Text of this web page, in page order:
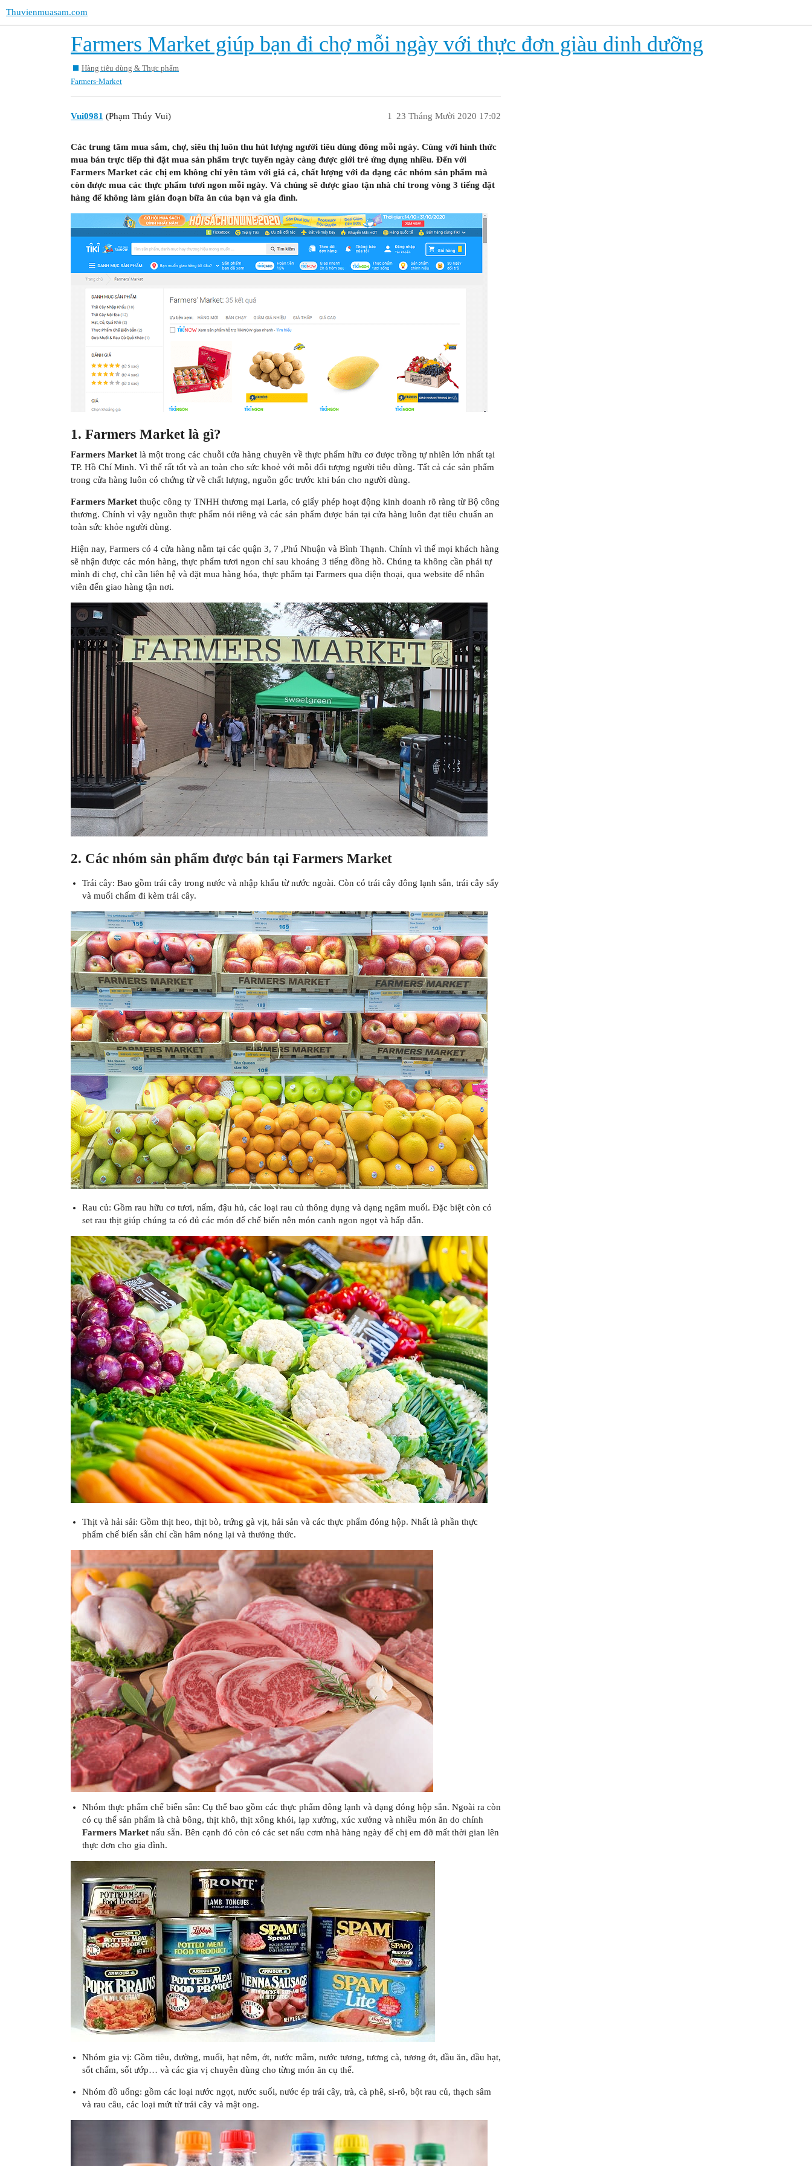
Thuvienmuasam.com
Farmers Market giúp bạn đi chợ mỗi ngày với thực đơn giàu dinh dưỡng
Hàng tiêu dùng & Thực phẩm
Farmers-Market
Vui0981 (Phạm Thúy Vui) 23 Tháng Mười 2020 17:02
1
Các trung tâm mua sắm, chợ, siêu thị luôn thu hút lượng người tiêu dùng đông mỗi ngày. Cùng với hình thức
mua bán trực tiếp thì đặt mua sản phẩm trực tuyến ngày càng được giới trẻ ứng dụng nhiều. Đến với
Farmers Market các chị em không chỉ yên tâm với giá cả, chất lượng với đa dạng các nhóm sản phẩm mà
còn được mua các thực phẩm tươi ngon mỗi ngày. Và chúng sẽ được giao tận nhà chỉ trong vòng 3 tiếng đặt
hàng để không làm gián đoạn bữa ăn của bạn và gia đình.
1. Farmers Market là gì?
Farmers Market là một trong các chuỗi cửa hàng chuyên về thực phẩm hữu cơ được trồng tự nhiên lớn nhất tại
TP. Hồ Chí Minh. Vì thế rất tốt và an toàn cho sức khoẻ với mỗi đối tượng người tiêu dùng. Tất cả các sản phẩm
trong cửa hàng luôn có chứng từ về chất lượng, nguồn gốc trước khi bán cho người dùng.
Farmers Market thuộc công ty TNHH thương mại Laria, có giấy phép hoạt động kinh doanh rõ ràng từ Bộ công
thương. Chính vì vậy nguồn thực phẩm nói riêng và các sản phẩm được bán tại cửa hàng luôn đạt tiêu chuẩn an
toàn sức khỏe người dùng.
Hiện nay, Farmers có 4 cửa hàng nằm tại các quận 3, 7 ,Phú Nhuận và Bình Thạnh. Chính vì thế mọi khách hàng
sẽ nhận được các món hàng, thực phẩm tươi ngon chỉ sau khoảng 3 tiếng đồng hồ. Chúng ta không cần phải tự
mình đi chợ, chỉ cần liên hệ và đặt mua hàng hóa, thực phẩm tại Farmers qua điện thoại, qua website để nhân
viên đến giao hàng tận nơi.
2. Các nhóm sản phẩm được bán tại Farmers Market
Trái cây: Bao gồm trái cây trong nước và nhập khẩu từ nước ngoài. Còn có trái cây đông lạnh sẵn, trái cây sấy
và muối chấm đi kèm trái cây.
Rau củ: Gồm rau hữu cơ tươi, nấm, đậu hủ, các loại rau củ thông dụng và dạng ngâm muối. Đặc biệt còn có
set rau thịt giúp chúng ta có đủ các món để chế biến nên món canh ngon ngọt và hấp dẫn.
Thịt và hải sải: Gồm thịt heo, thịt bò, trứng gà vịt, hải sản và các thực phẩm đóng hộp. Nhất là phần thực
phẩm chế biến sẵn chỉ cần hâm nóng lại và thưởng thức.
Nhóm thực phẩm chế biến sẵn: Cụ thể bao gồm các thực phẩm đông lạnh và dạng đóng hộp sẵn. Ngoài ra còn
có cụ thể sản phẩm là chà bông, thịt khô, thịt xông khói, lạp xưởng, xúc xưởng và nhiều món ăn do chính
Farmers Marketnấu sẵn. Bên cạnh đó còn có các set nấu cơm nhà hàng ngày để chị em đỡ mất thời gian lên
thực đơn cho gia đình.
Nhóm gia vị: Gồm tiêu, đường, muối, hạt nêm, ớt, nước mắm, nước tương, tương cà, tương ớt, dầu ăn, dầu hạt,
sốt chấm, sốt ướp… và các gia vị chuyên dùng cho từng món ăn cụ thể.
Nhóm đồ uống: gồm các loại nước ngọt, nước suối, nước ép trái cây, trà, cà phê, si-rô, bột rau củ, thạch sâm
và rau câu, các loại mứt từ trái cây và mật ong.